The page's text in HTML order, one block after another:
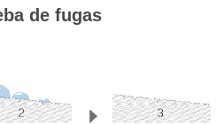
de fugas